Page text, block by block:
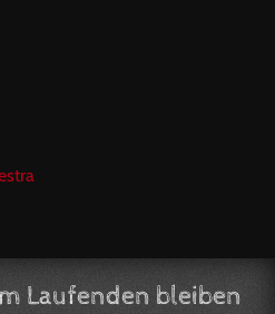
Laufenden bleiben